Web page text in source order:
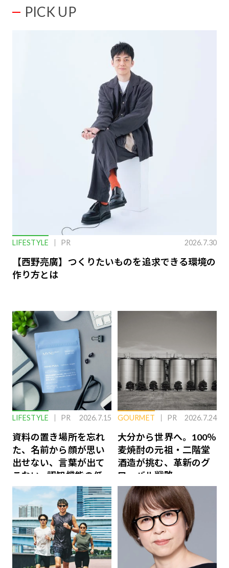
PICK UP
LIFESTYLE PR 2026.7.30
【西野亮廣】つくりたいものを追求できる環境の
作り方とは
LIFESTYLE PR 2026.7.15
資料の置き場所を忘れ
た、名前から顔が思い
出せない、言葉が出て
こない…認知機能の低
下を救う、脳のインナ
ーケアとは
GOURMET PR 2026.7.24
大分から世界へ。100％
麦焼酎の元祖・二階堂
酒造が挑む、革新のグ
ローバル戦略